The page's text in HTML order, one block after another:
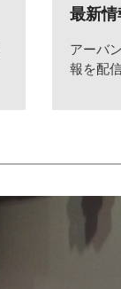
最新情
アーバ
報を配